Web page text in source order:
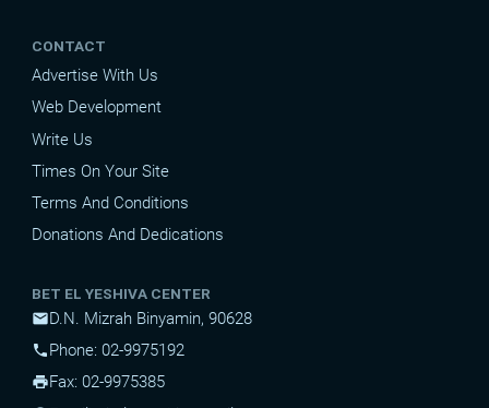
CONTACT
Advertise With Us
Web Development
Write Us
Times On Your Site
Terms And Conditions
Donations And Dedications
BET EL YESHIVA CENTER
mailD.N. Mizrah Binyamin, 90628
phonePhone: 02-9975192
printFax: 02-9975385